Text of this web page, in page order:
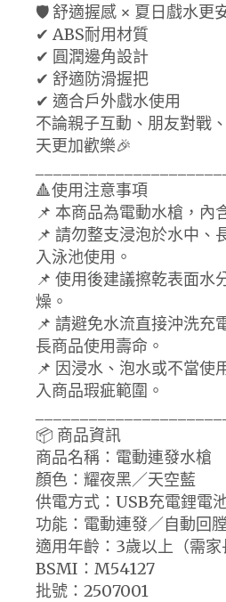
🛡️ 舒適握感 × 夏日戲水更
✔ ABS耐用材質
✔ 圓潤邊角設計
✔ 舒適防滑握把
✔ 適合戶外戲水使用
不論親子互動、朋友對戰
天更加歡樂🎉
🔺使用注意事項
📌 本商品為電動水槍，內
📌 請勿整支浸泡於水中、
入泳池使用。
📌 使用後建議擦乾表面水
燥。
📌 請避免水流直接沖洗充
長商品使用壽命。
📌 因浸水、泡水或不當使
入商品瑕疵範圍。
📦 商品資訊
商品名稱：電動連發水槍
顏色：耀夜黑／天空藍
供電方式：USB充電鋰電
功能：電動連發／自動回
適用年齡：3歲以上（需家
BSMI：M54127
批號：2507001